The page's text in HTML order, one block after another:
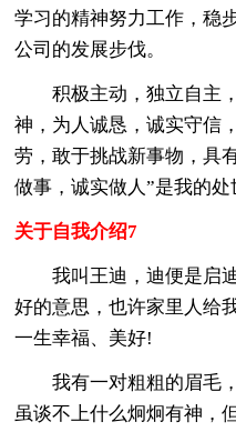
学习的精神努力工作，稳
公司的发展步伐。
积极主动，独立自主，
神，为人诚恳，诚实守信
劳，敢于挑战新事物，具
做事，诚实做人”是我的处
关于自我介绍7
我叫王迪，迪便是启迪
好的意思，也许家里人给
一生幸福、美好!
我有一对粗粗的眉毛，
虽谈不上什么炯炯有神，